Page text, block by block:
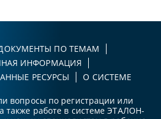
ПО ТЕМАМ
ИНФОРМАЦИЯ
РЕСУРСЫ
О СИСТЕМЕ
вопросы по регистрации или
также работе в системе ЭТАЛОН-